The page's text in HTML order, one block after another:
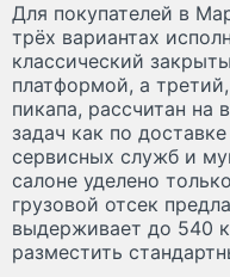
Для покупателей в
трёх вариантах
классический
платформой, а
пикапа, рассчитан на
задач как по
сервисных служб и
салоне уделено
грузовой отсек
выдерживает до 540
разместить